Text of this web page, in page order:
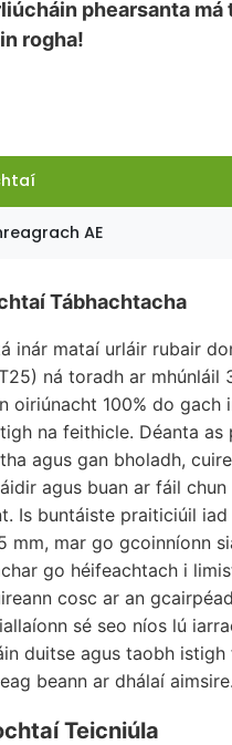
phearsanta má
rogha!
AE
Tábhachtacha
inár mataí urláir rubair
ná toradh ar mhúnláil
oiriúnacht 100% do gach
na feithicle. Déanta as
agus gan bholadh,
agus buan ar fáil
Is buntáiste praiticiúil iad
mm, mar go gcoinníonn
go héifeachtach i
cosc ar an
sé seo níos lú
duitse agus taobh
beann ar dhálaí aimsire.
Teicniúla